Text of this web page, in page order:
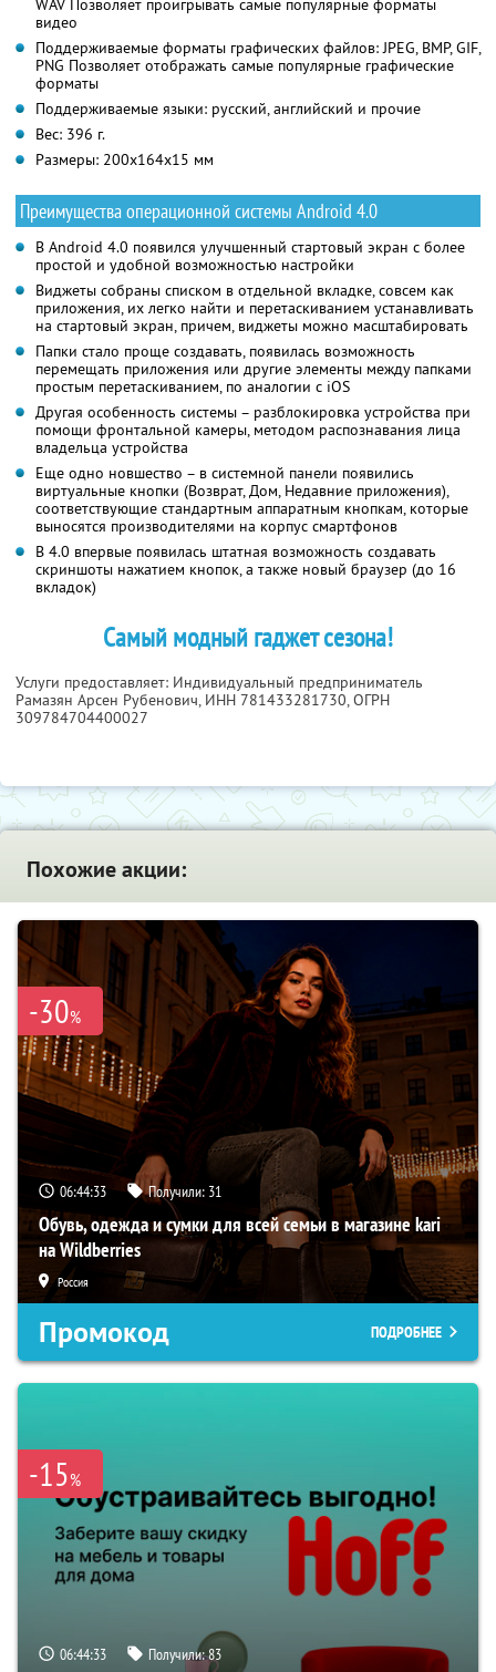
WAV Позволяет проигрывать самые популярные форматы
видео
Поддерживаемые форматы графических файлов: JPEG, BMP, GIF,
PNG Позволяет отображать самые популярные графические
форматы
Поддерживаемые языки: русский, английский и прочие
Вес: 396 г.
Размеры: 200x164x15 мм
Преимущества операционной системы Android 4.0
В Android 4.0 появился улучшенный стартовый экран с более
простой и удобной возможностью настройки
Виджеты собраны списком в отдельной вкладке, совсем как
приложения, их легко найти и перетаскиванием устанавливать
на стартовый экран, причем, виджеты можно масштабировать
Папки стало проще создавать, появилась возможность
перемещать приложения или другие элементы между папками
простым перетаскиванием, по аналогии с iOS
Другая особенность системы – разблокировка устройства при
помощи фронтальной камеры, методом распознавания лица
владельца устройства
Еще одно новшество – в системной панели появились
виртуальные кнопки (Возврат, Дом, Недавние приложения),
соответствующие стандартным аппаратным кнопкам, которые
выносятся производителями на корпус смартфонов
В 4.0 впервые появилась штатная возможность создавать
скриншоты нажатием кнопок, а также новый браузер (до 16
вкладок)
Самый модный гаджет сезона!
Услуги предоставляет: Индивидуальный предприниматель
Рамазян Арсен Рубенович, ИНН 781433281730, ОГРН
309784704400027
Похожие акции:
-30%
06:44:31 Получили: 31
Обувь, одежда и сумки для всей семьи в магазине kari
на Wildberries
Россия
Промокод ПОДРОБНЕЕ
-15%
06:44:31 Получили:83